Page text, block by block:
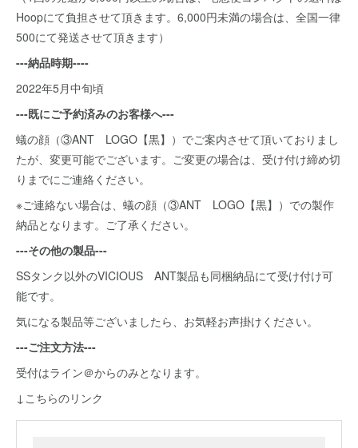
Hoopにて負担させて頂きます。6,000円未満の場合は、全国一律
500にて発送させて頂きます）
---納品時期----
2022年5月中旬頃
---既にご予約済みのお客様へ---
蟻の顔（③ANT LOGO【黒】）でご案内させて頂いておりまし
たが、変更可能でございます。ご変更の場合は、受け付け締め切
りまでにご連絡ください。
※ご連絡ない場合は、蟻の顔（③ANT LOGO【黒】）での製作
納品となります。ご了承ください。
---その他の製品---
SSタンク以外のVICIOUS ANT製品も同梱納品にて受け付け可
能です。
気になる製品等ございましたら、お気軽お声掛けください。
---ご注文方法---
受付はライン＠からのみとなります。
↓こちらのリンク